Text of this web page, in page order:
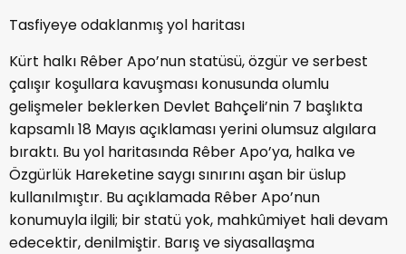
Tasfiyeye odaklanmış yol haritası
Kürt halkı Rêber Apo’nun statüsü, özgür ve serbest
çalışır koşullara kavuşması konusunda olumlu
gelişmeler beklerken Devlet Bahçeli’nin 7 başlıkta
kapsamlı 18 Mayıs açıklaması yerini olumsuz algılara
bıraktı. Bu yol haritasında Rêber Apo’ya, halka ve
Özgürlük Hareketine saygı sınırını aşan bir üslup
kullanılmıştır. Bu açıklamada Rêber Apo’nun
konumuyla ilgili; bir statü yok, mahkûmiyet hali devam
edecektir, denilmiştir. Barış ve siyasallaşma